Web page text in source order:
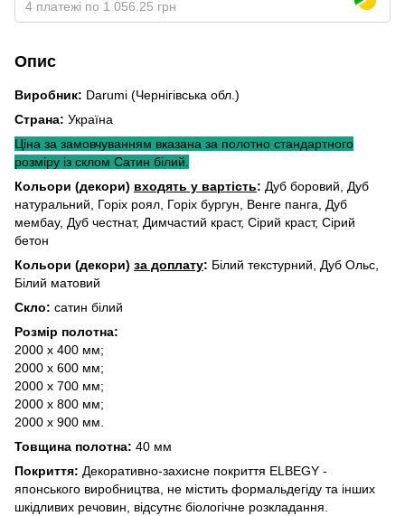
4 платежі по 1 056.25 грн
Опис
Виробник: Darumi (Чернігівська обл.)
Страна: Україна
Ціна за замовчуванням вказана за полотно стандартного
розміру із склом Сатин білий.
Кольори (декори) входять у вартість: Дуб боровий, Дуб
натуральний, Горіх роял, Горіх бургун, Венге панга, Дуб
мембау, Дуб честнат, Димчастий краст, Сірий краст, Сірий
бетон
Кольори (декори) за доплату: Білий текстурний, Дуб Ольс,
Білий матовий
Скло: сатин білий
Розмір полотна:
2000 х 400 мм;
2000 х 600 мм;
2000 х 700 мм;
2000 х 800 мм;
2000 х 900 мм.
Товщина полотна: 40 мм
Покриття: Декоративно-захисне покриття ELBEGY -
японського виробництва, не містить формальдегіду та інших
шкідливих речовин, відсутнє біологічне розкладання.